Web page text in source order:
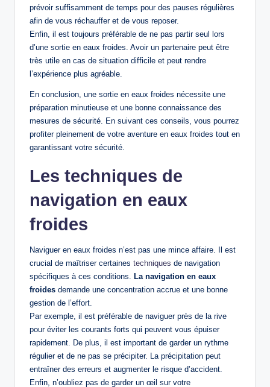
prévoir suffisamment de temps pour des pauses régulières
afin de vous réchauffer et de vous reposer.
Enfin, il est toujours préférable de ne pas partir seul lors
d’une sortie en eaux froides. Avoir un partenaire peut être
très utile en cas de situation difficile et peut rendre
l’expérience plus agréable.
En conclusion, une sortie en eaux froides nécessite une
préparation minutieuse et une bonne connaissance des
mesures de sécurité. En suivant ces conseils, vous pourrez
profiter pleinement de votre aventure en eaux froides tout en
garantissant votre sécurité.
Les techniques de
navigation en eaux
froides
Naviguer en eaux froides n’est pas une mince affaire. Il est
crucial de maîtriser certaines techniques de navigation
spécifiques à ces conditions. La navigation en eaux
froides demande une concentration accrue et une bonne
gestion de l’effort.
Par exemple, il est préférable de naviguer près de la rive
pour éviter les courants forts qui peuvent vous épuiser
rapidement. De plus, il est important de garder un rythme
régulier et de ne pas se précipiter. La précipitation peut
entraîner des erreurs et augmenter le risque d’accident.
Enfin, n’oubliez pas de garder un œil sur votre